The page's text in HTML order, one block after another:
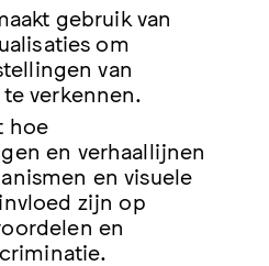
gebruik van
om
van
verkennen.
hoe
en verhaallijnen
en visuele
zijn op
en